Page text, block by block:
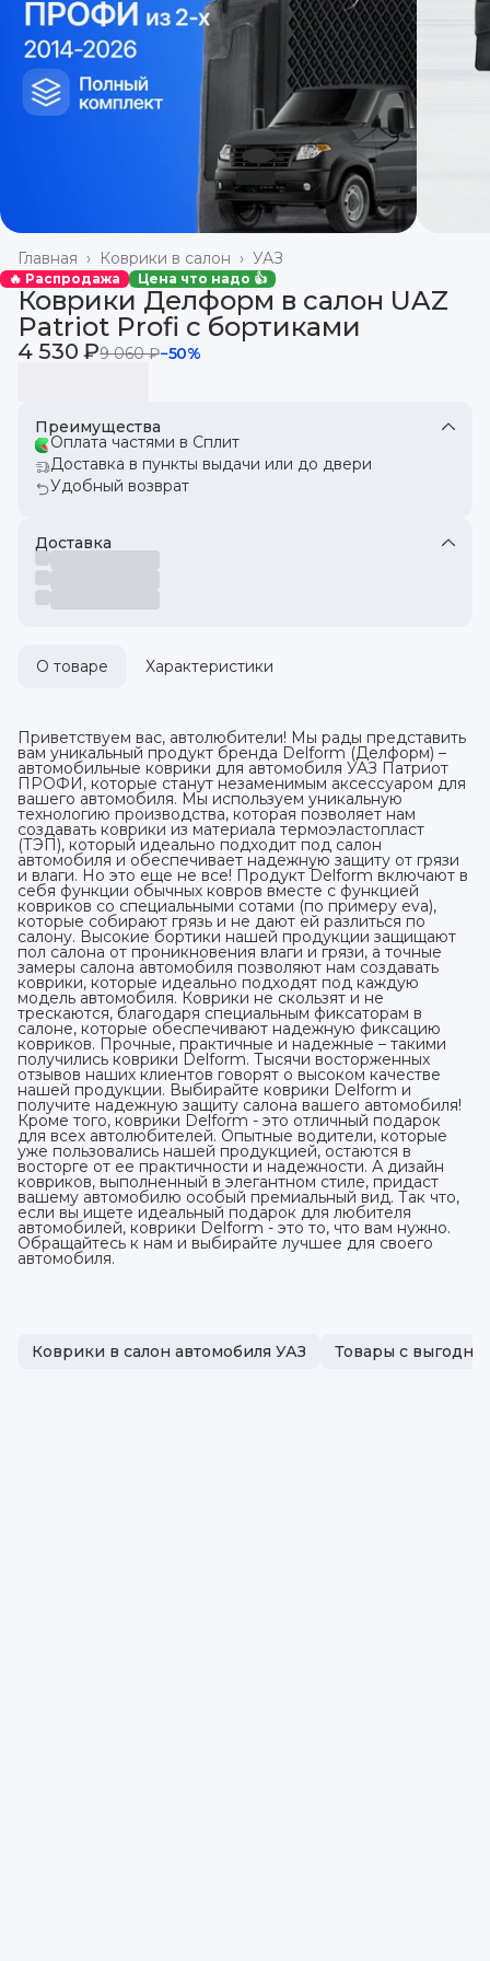
УАЗ
Коврики в салон ›
Главная ›
🔥 Распродажа Цена что надо 👍
Коврики Делформ в салон UAZ
Patriot Profi с бортиками
4 530 ₽9 060 ₽−50%
Преимущества
Оплата частями в Сплит
Доставка в пункты выдачи или до двери
Удобный возврат
Доставка
О товаре Характеристики
Приветствуем вас, автолюбители! Мы рады представить
вам уникальный продукт бренда Delform (Делформ) –
автомобильные коврики для автомобиля УАЗ Патриот
ПРОФИ, которые станут незаменимым аксессуаром для
вашего автомобиля. Мы используем уникальную
технологию производства, которая позволяет нам
создавать коврики из материала термоэластопласт
(ТЭП), который идеально подходит под салон
автомобиля и обеспечивает надежную защиту от грязи
и влаги. Но это еще не все! Продукт Delform включают в
себя функции обычных ковров вместе с функцией
ковриков со специальными сотами (по примеру eva),
которые собирают грязь и не дают ей разлиться по
салону. Высокие бортики нашей продукции защищают
пол салона от проникновения влаги и грязи, а точные
замеры салона автомобиля позволяют нам создавать
коврики, которые идеально подходят под каждую
модель автомобиля. Коврики не скользят и не
трескаются, благодаря специальным фиксаторам в
салоне, которые обеспечивают надежную фиксацию
ковриков. Прочные, практичные и надежные – такими
получились коврики Delform. Тысячи восторженных
отзывов наших клиентов говорят о высоком качестве
нашей продукции. Выбирайте коврики Delform и
получите надежную защиту салона вашего автомобиля!
Кроме того, коврики Delform - это отличный подарок
для всех автолюбителей. Опытные водители, которые
уже пользовались нашей продукцией, остаются в
восторге от ее практичности и надежности. А дизайн
ковриков, выполненный в элегантном стиле, придаст
вашему автомобилю особый премиальный вид. Так что,
если вы ищете идеальный подарок для любителя
автомобилей, коврики Delform - это то, что вам нужно.
Обращайтесь к нам и выбирайте лучшее для своего
автомобиля.
Коврики в салон автомобиля УАЗ Товары с